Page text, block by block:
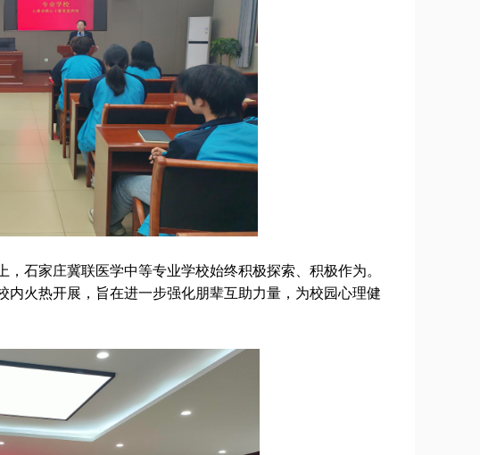
石家庄冀联医学中等专业学校始终积极探索、积极作为。
火热开展，旨在进一步强化朋辈互助力量，为校园心理健